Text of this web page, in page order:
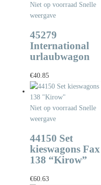
Niet op voorraad Snelle
weergave
45279
International
urlaubwagon
€40.85
Niet op voorraad Snelle
weergave
44150 Set
kieswagons Fax
138 “Kirow”
€60.63